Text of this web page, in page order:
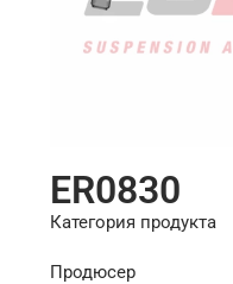
ER0830
Категория продукта
Продюсер